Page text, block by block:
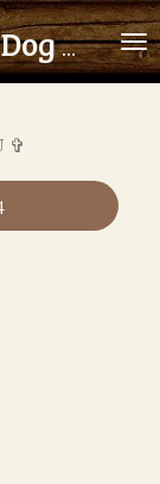
Rudozem Street Dog Rescue
✞